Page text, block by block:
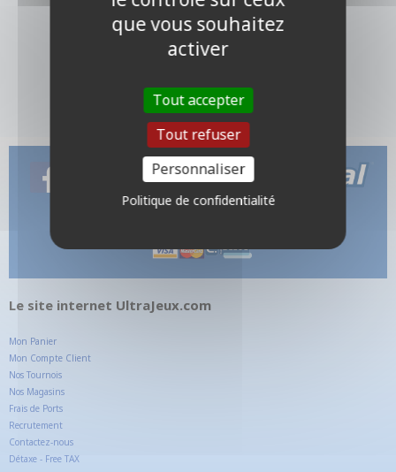
Le site internet UltraJeux.com
Mon Panier
Mon Compte Client
Nos Tournois
Nos Magasins
Frais de Ports
Recrutement
Contactez-nous
Détaxe - Free TAX
que vous souhaitez
activer
Tout accepter
Tout refuser
Personnaliser
Politique de confidentialité